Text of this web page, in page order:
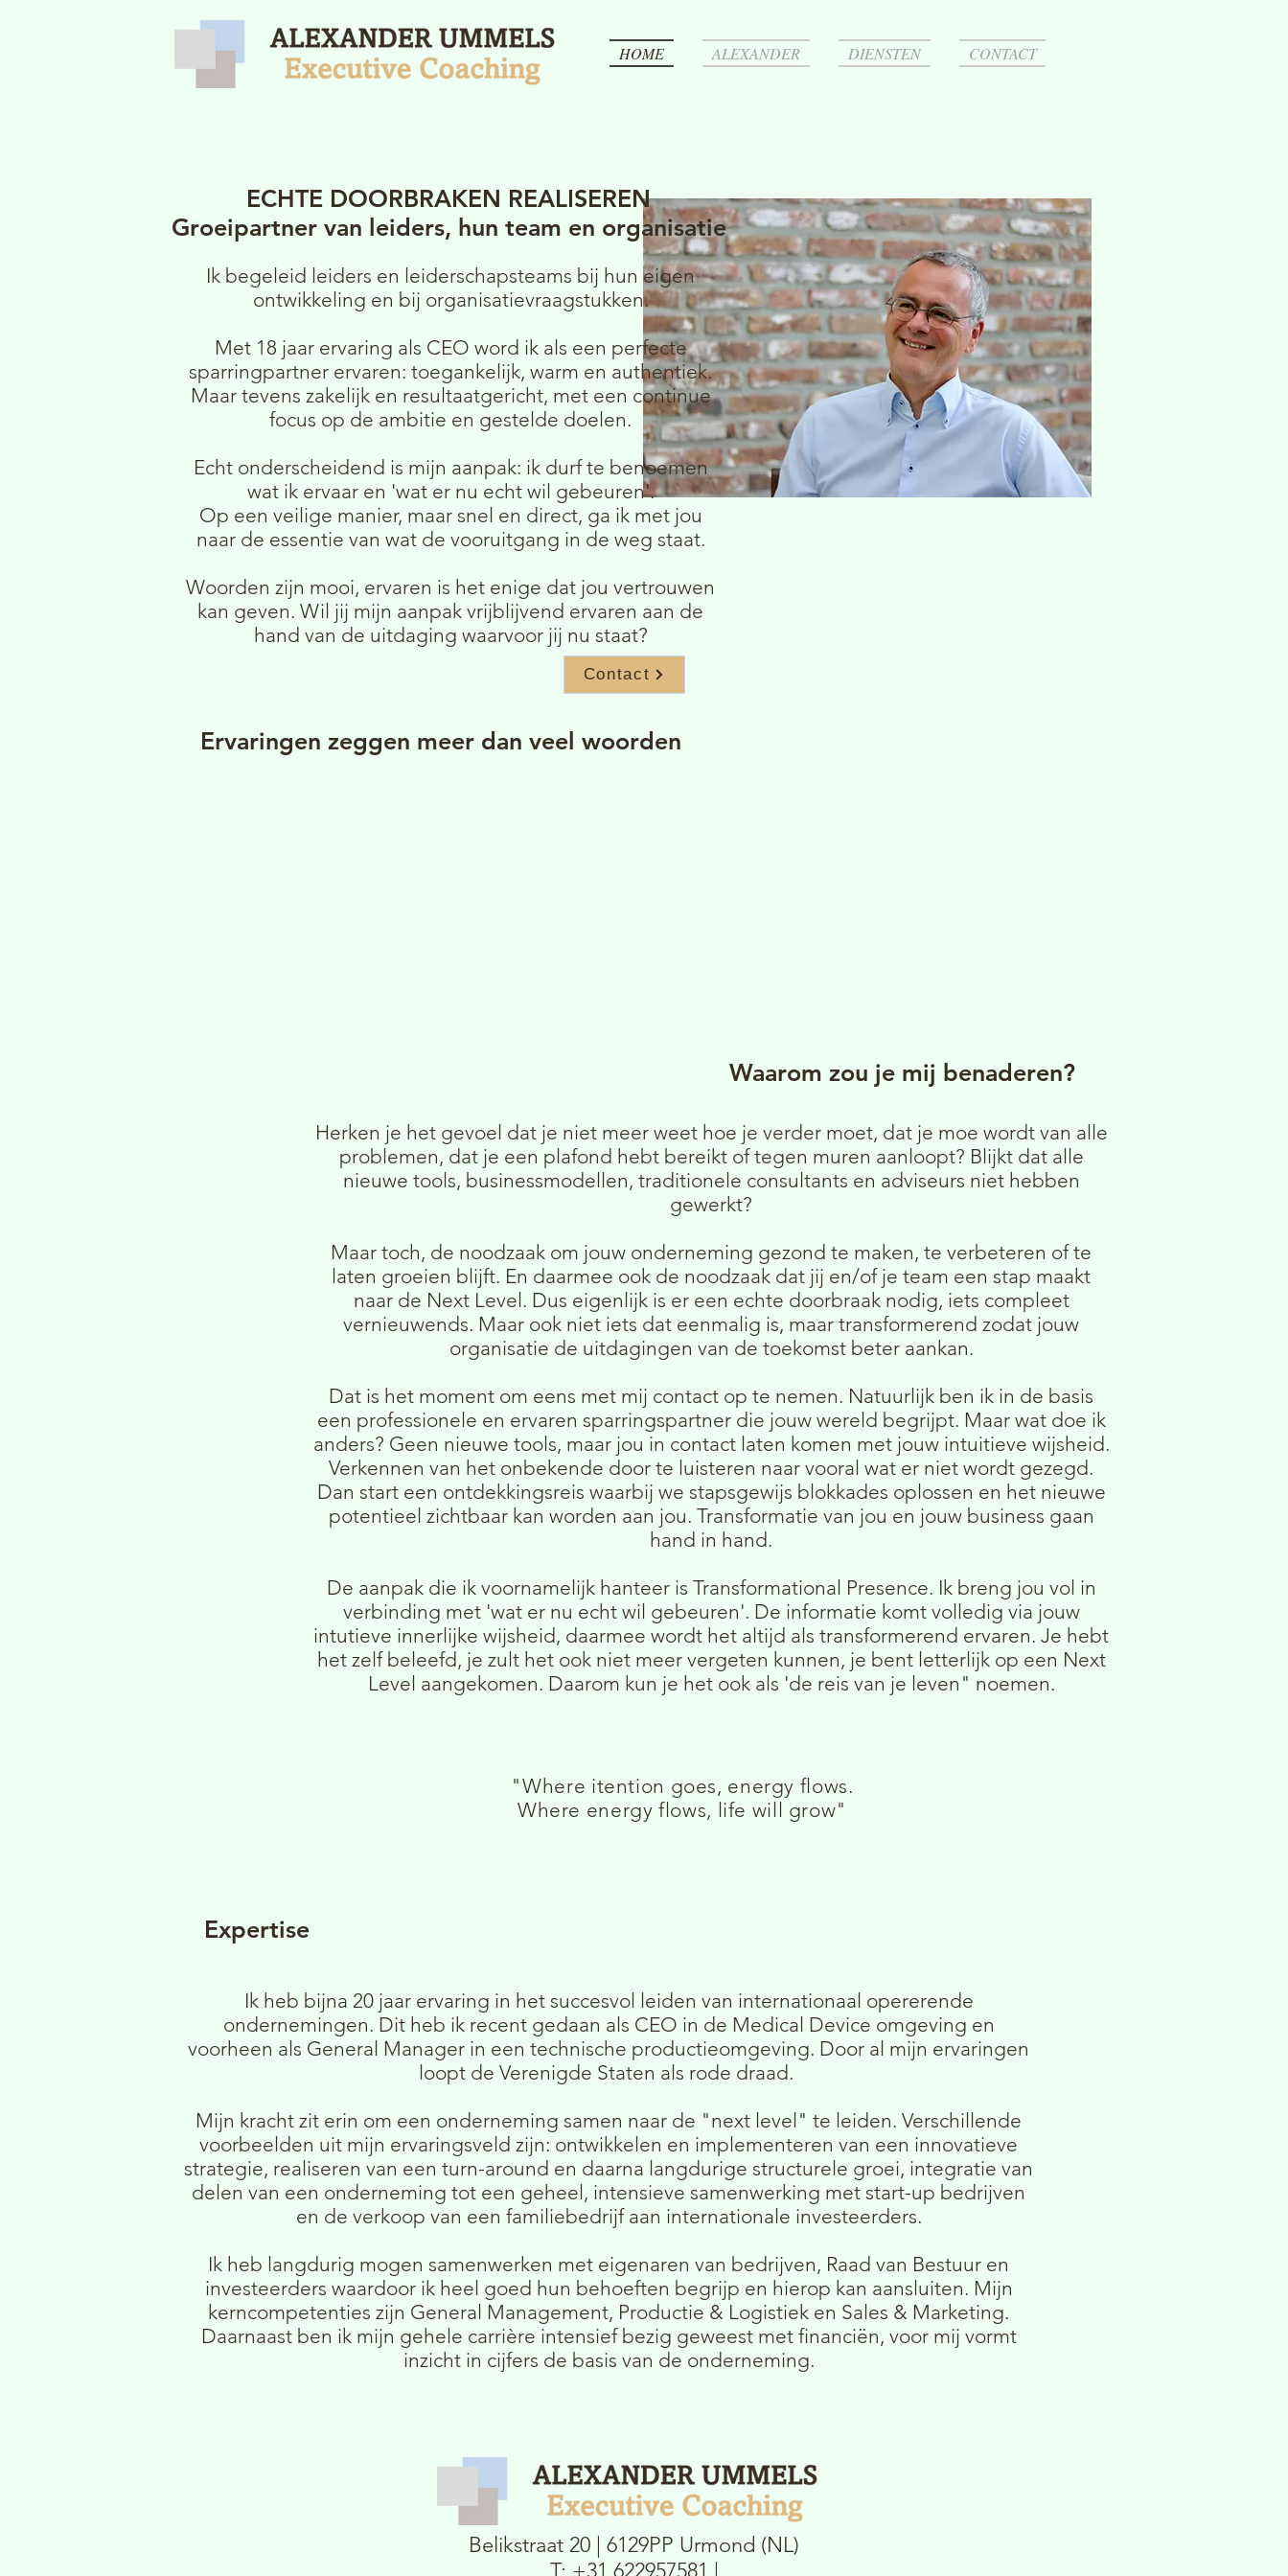
HOME ALEXANDER DIENSTEN CONTACT
ECHTE DOORBRAKEN REALISEREN
Groeipartner van leiders, hun team en organisatie
Ik begeleid leiders en leiderschapsteams bij hun eigen
ontwikkeling en bij organisatievraagstukken.
Met 18 jaar ervaring als CEO word ik als een perfecte
sparringpartner ervaren: toegankelijk, warm en authentiek.
Maar tevens zakelijk en resultaatgericht, met een continue
focus op de ambitie en gestelde doelen.
Echt onderscheidend is mijn aanpak: ik durf te benoemen
wat ik ervaar en 'wat er nu echt wil gebeuren'.
Op een veilige manier, maar snel en direct, ga ik met jou
naar de essentie van wat de vooruitgang in de weg staat.
Woorden zijn mooi, ervaren is het enige dat jou vertrouwen
kan geven. Wil jij mijn aanpak vrijblijvend ervaren aan de
hand van de uitdaging waarvoor jij nu staat?
Contact
Ervaringen zeggen meer dan veel woorden
Waarom zou je mij benaderen?
Herken je het gevoel dat je niet meer weet hoe je verder moet, dat je moe wordt van alle
problemen, dat je een plafond hebt bereikt of tegen muren aanloopt? Blijkt dat alle
nieuwe tools, businessmodellen, traditionele consultants en adviseurs niet hebben
gewerkt?
Maar toch, de noodzaak om jouw onderneming gezond te maken, te verbeteren of te
laten groeien blijft. En daarmee ook de noodzaak dat jij en/of je team een stap maakt
naar de Next Level. Dus eigenlijk is er een echte doorbraak nodig, iets compleet
vernieuwends. Maar ook niet iets dat eenmalig is, maar transformerend zodat jouw
organisatie de uitdagingen van de toekomst beter aankan.
Dat is het moment om eens met mij contact op te nemen. Natuurlijk ben ik in de basis
een professionele en ervaren sparringspartner die jouw wereld begrijpt. Maar wat doe ik
anders? Geen nieuwe tools, maar jou in contact laten komen met jouw intuitieve wijsheid.
Verkennen van het onbekende door te luisteren naar vooral wat er niet wordt gezegd.
Dan start een ontdekkingsreis waarbij we stapsgewijs blokkades oplossen en het nieuwe
potentieel zichtbaar kan worden aan jou. Transformatie van jou en jouw business gaan
hand in hand.
De aanpak die ik voornamelijk hanteer is Transformational Presence. Ik breng jou vol in
verbinding met 'wat er nu echt wil gebeuren'. De informatie komt volledig via jouw
intutieve innerlijke wijsheid, daarmee wordt het altijd als transformerend ervaren. Je hebt
het zelf beleefd, je zult het ook niet meer vergeten kunnen, je bent letterlijk op een Next
Level aangekomen. Daarom kun je het ook als 'de reis van je leven" noemen.
"Where itention goes, energy flows.
Where energy flows, life will grow"
Expertise
Ik heb bijna 20 jaar ervaring in het succesvol leiden van internationaal opererende
ondernemingen. Dit heb ik recent gedaan als CEO in de Medical Device omgeving en
voorheen als General Manager in een technische productieomgeving. Door al mijn ervaringen
loopt de Verenigde Staten als rode draad.
Mijn kracht zit erin om een onderneming samen naar de "next level" te leiden. Verschillende
voorbeelden uit mijn ervaringsveld zijn: ontwikkelen en implementeren van een innovatieve
strategie, realiseren van een turn-around en daarna langdurige structurele groei, integratie van
delen van een onderneming tot een geheel, intensieve samenwerking met start-up bedrijven
en de verkoop van een familiebedrijf aan internationale investeerders.
Ik heb langdurig mogen samenwerken met eigenaren van bedrijven, Raad van Bestuur en
investeerders waardoor ik heel goed hun behoeften begrijp en hierop kan aansluiten. Mijn
kerncompetenties zijn General Management, Productie & Logistiek en Sales & Marketing.
Daarnaast ben ik mijn gehele carrière intensief bezig geweest met financiën, voor mij vormt
inzicht in cijfers de basis van de onderneming.
Belikstraat 20 | 6129PP Urmond (NL)
T: +31 622957581 |